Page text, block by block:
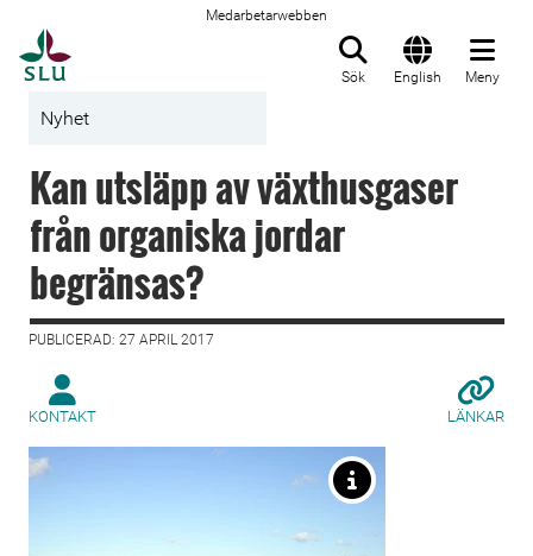
Medarbetarwebben
Sök English Meny
Nyhet
Kan utsläpp av växthusgaser
från organiska jordar
begränsas?
PUBLICERAD: 27 APRIL 2017
KONTAKT LÄNKAR